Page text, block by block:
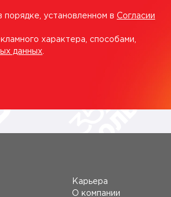
порядке, установленном в Согласии
характера, способами,
данных
Карьера
О компании